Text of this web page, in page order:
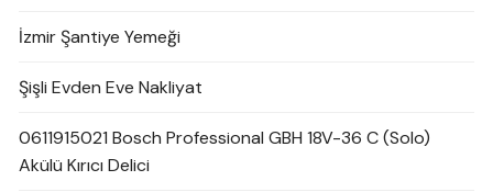
İzmir Şantiye Yemeği
Şişli Evden Eve Nakliyat
0611915021 Bosch Professional GBH 18V-36 C (Solo)
Akülü Kırıcı Delici